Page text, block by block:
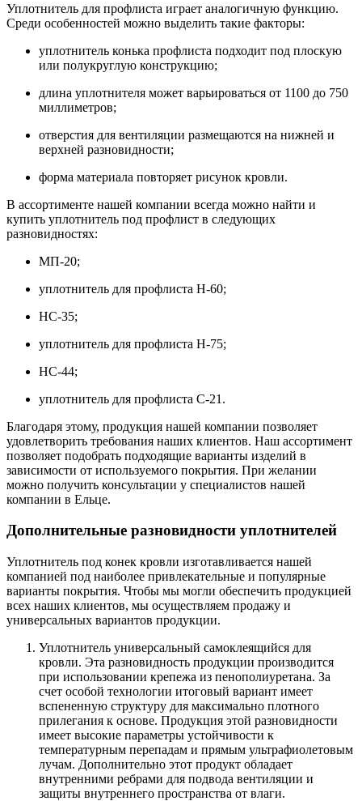
Уплотнитель для профлиста играет аналогичную функцию.
Среди особенностей можно выделить такие факторы:
уплотнитель конька профлиста подходит под плоскую
или полукруглую конструкцию;
длина уплотнителя может варьироваться от 1100 до 750
миллиметров;
отверстия для вентиляции размещаются на нижней и
верхней разновидности;
форма материала повторяет рисунок кровли.
В ассортименте нашей компании всегда можно найти и
купить уплотнитель под профлист в следующих
разновидностях:
МП-20;
уплотнитель для профлиста Н-60;
НС-35;
уплотнитель для профлиста Н-75;
НС-44;
уплотнитель для профлиста С-21.
Благодаря этому, продукция нашей компании позволяет
удовлетворить требования наших клиентов. Наш ассортимент
позволяет подобрать подходящие варианты изделий в
зависимости от используемого покрытия. При желании
можно получить консультации у специалистов нашей
компании в Ельце.
Дополнительные разновидности уплотнителей
Уплотнитель под конек кровли изготавливается нашей
компанией под наиболее привлекательные и популярные
варианты покрытия. Чтобы мы могли обеспечить продукцией
всех наших клиентов, мы осуществляем продажу и
универсальных вариантов продукции.
Уплотнитель универсальный самоклеящийся для
кровли. Эта разновидность продукции производится
при использовании крепежа из пенополиуретана. За
счет особой технологии итоговый вариант имеет
вспененную структуру для максимально плотного
прилегания к основе. Продукция этой разновидности
имеет высокие параметры устойчивости к
температурным перепадам и прямым ультрафиолетовым
лучам. Дополнительно этот продукт обладает
внутренними ребрами для подвода вентиляции и
защиты внутреннего пространства от влаги.